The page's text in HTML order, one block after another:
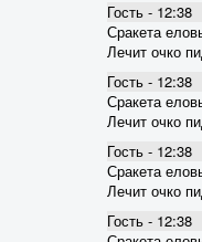
Гость - 12:38
Сракета
Лечит очко
Гость - 12:38
Сракета
Лечит очко
Гость - 12:38
Сракета
Лечит очко
Гость - 12:38